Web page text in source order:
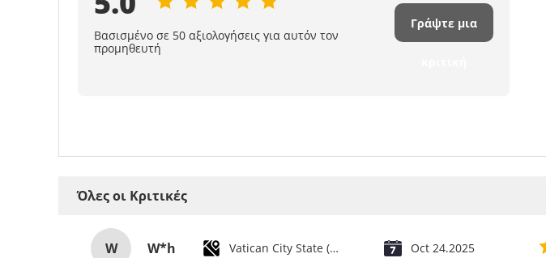
Βασισμένο σε 50 αξιολογήσεις για αυτόν τον
προμηθευτή
Γράψτε μια
Όλες οι Κριτικές
W W*h Vatican City State (Holy See) Oct 24.2025